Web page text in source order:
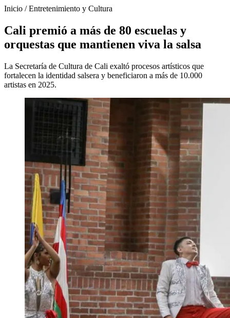
Inicio /Entretenimiento y Cultura
Cali premió a más de 80 escuelas y
orquestas que mantienen viva la salsa
La Secretaría de Cultura de Cali exaltó procesos artísticos que
fortalecen la identidad salsera y beneficiaron a más de 10.000
artistas en 2025.